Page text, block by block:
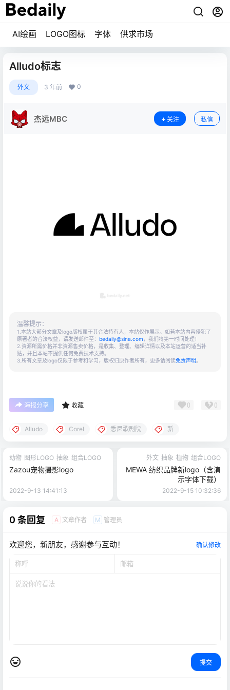
AI绘画 LOGO图标 字体 供求市场
Alludo标志
外文 3 年前 0
杰远MBC 关注 私信
温馨提示：
1.本站大部分文章及logo版权属于其合法持有人，本站仅作展示。如若本站内容侵犯了
原著者的合法权益，请发送邮件至： bedaily@sina.com ，我们将第一时间处理！
2.资源所需价格并非资源售卖价格，是收集、整理、编辑详情以及本站运营的适当补
贴，并且本站不提供任何免费技术支持。
3.所有文章及logo仅限于参考和学习，版权归原作者所有，更多请阅读免责声明。
海报分享 收藏 0 0
Alludo Corel 悉尼歌剧院 新
动物 图形LOGO 抽象 组合LOGO
Zazou宠物摄影logo
2022-9-13 14:41:13
外文 抽象 植物 组合LOGO
MEWA 纺织品牌新logo（含演
示字体下载）
2022-9-15 10:32:36
0 条回复 A 文章作者 M 管理员
欢迎您，新朋友，感谢参与互动！ 确认修改
提交